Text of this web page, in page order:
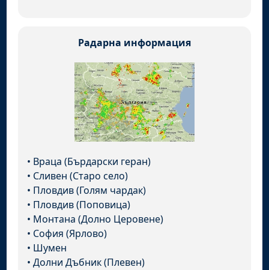
Радарна информация
• Враца (Бърдарски геран)
• Сливен (Старо село)
• Пловдив (Голям чардак)
• Пловдив (Поповица)
• Монтана (Долно Церовене)
• София (Ярлово)
• Шумен
•Долни Дъбник (Плевен)